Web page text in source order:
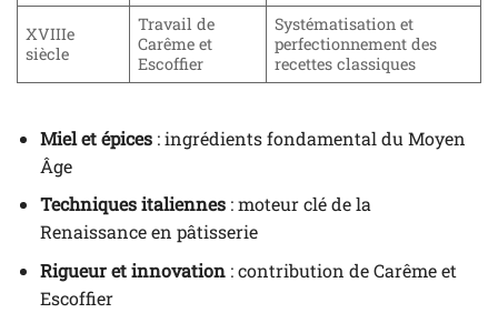
XVIIIe
siècle
Travail de
Carême et
Escoffier
Systématisation et
perfectionnement des
recettes classiques
Miel et épices: ingrédients fondamental du Moyen
Âge
Techniques italiennes: moteur clé de la
Renaissance en pâtisserie
Rigueur et innovation: contribution de Carême et
Escoffier